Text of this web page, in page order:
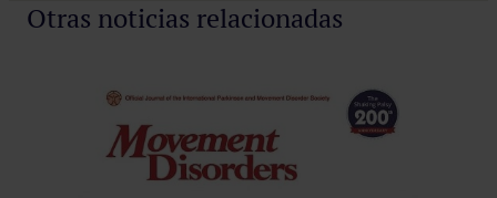
Otras noticias relacionadas